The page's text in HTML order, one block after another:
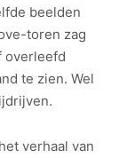
beelden
toren zag
overleefd
te zien. Wel
verhaal van